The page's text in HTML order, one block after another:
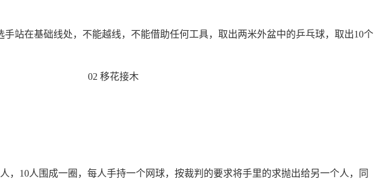
手站在基础线处，不能越线，不能借助任何工具，取出两米外盆中的乒乓球，取出10个
02 移花接木
，10人围成一圈，每人手持一个网球，按裁判的要求将手里的求抛出给另一个人，同